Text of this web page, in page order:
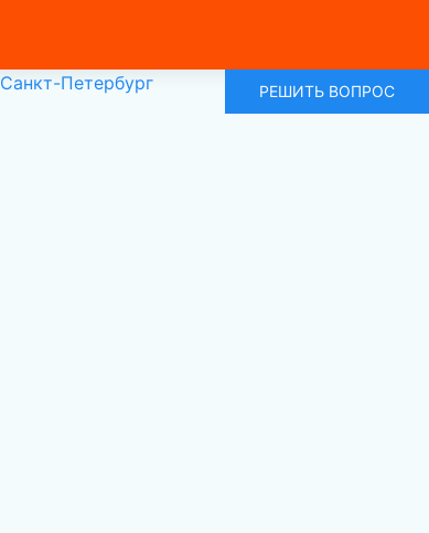
Санкт-Петербург РЕШИТЬ ВОПРОС